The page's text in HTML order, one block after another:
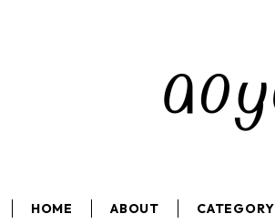
HOME ABOUT CATEGORY